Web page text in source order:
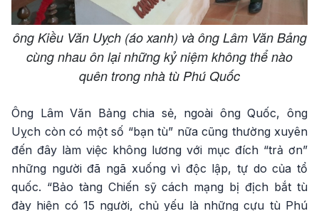
ông Kiều Văn Uỵch (áo xanh) và ông Lâm Văn Bảng
cùng nhau ôn lại những kỷ niệm không thể nào
quên trong nhà tù Phú Quốc
Ông Lâm Văn Bảng chia sẻ, ngoài ông Quốc, ông
Uỵch còn có một số “bạn tù” nữa cũng thường xuyên
đến đây làm việc không lương với mục đích “trả ơn”
những người đã ngã xuống vì độc lập, tự do của tổ
quốc. “Bảo tàng Chiến sỹ cách mạng bị địch bắt tù
đày hiện có 15 người, chủ yếu là những cựu tù Phú